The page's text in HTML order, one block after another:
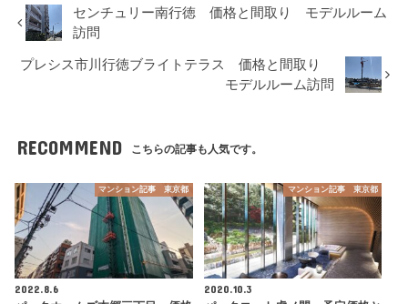
センチュリー南行徳 価格と間取り モデルルーム
訪問
プレシス市川行徳ブライトテラス 価格と間取り
モデルルーム訪問
RECOMMEND こちらの記事も人気です。
マンション記事 東京都
2022.8.6
マンション記事 東京都
2020.10.3